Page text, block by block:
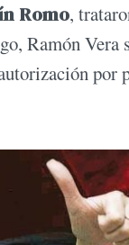
Romo,
Ramón Vera
por